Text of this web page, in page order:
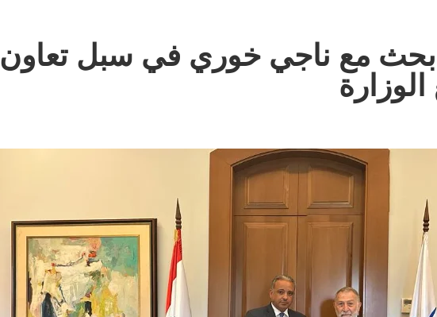
بحث مع ناجي خوري في سبل تعاون
الوزارة